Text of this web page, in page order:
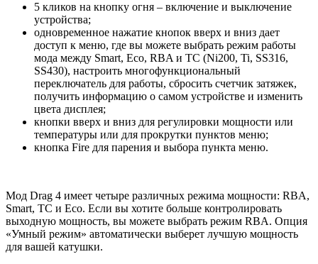
5 кликов на кнопку огня – включение и выключение
устройства;
одновременное нажатие кнопок вверх и вниз дает
доступ к меню, где вы можете выбрать режим работы
мода между Smart, Eco, RBA и TC (Ni200, Ti, SS316,
SS430), настроить многофункциональный
переключатель для работы, сбросить счетчик затяжек,
получить информацию о самом устройстве и изменить
цвета дисплея;
кнопки вверх и вниз для регулировки мощности или
температуры или для прокрутки пунктов меню;
кнопка Fire для парения и выбора пункта меню.
Мод Drag 4 имеет четыре различных режима мощности: RBA,
Smart, TC и Eco. Если вы хотите больше контролировать
выходную мощность, вы можете выбрать режим RBA. Опция
«Умный режим» автоматически выберет лучшую мощность
для вашей катушки.